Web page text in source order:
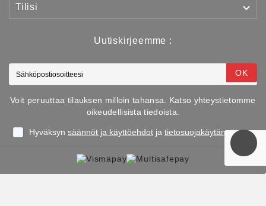
Tilisi 
Uutiskirjeemme :
OK
Voit peruuttaa tilauksen milloin tahansa. Katso yhteystietomme
oikeudellisista tiedoista.
Hyväksyn säännöt ja käyttöehdot ja tietosuojakäytännön